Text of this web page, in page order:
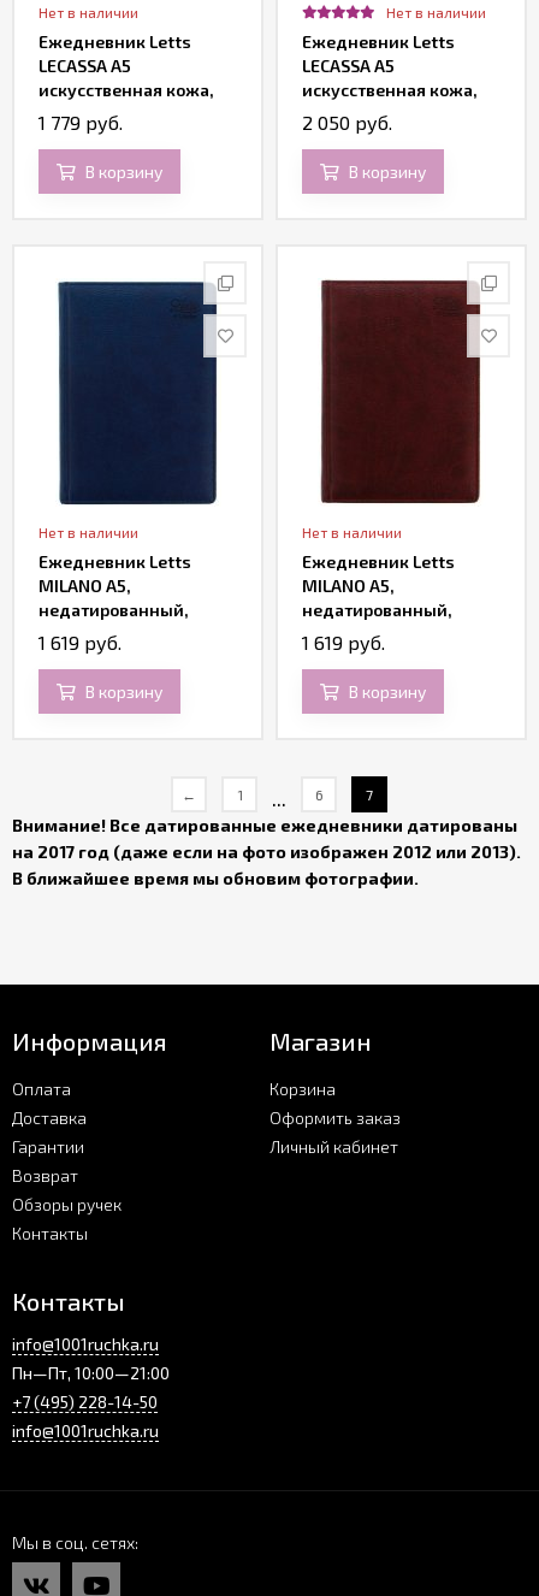
Нет в наличии
Ежедневник Letts
LECASSA A5
искусственная кожа,
кремовые страницы,
мягкая обложка,
темно-зеленый
1 779 руб.
В корзину
Нет в наличии
Ежедневник Letts
LECASSA A5
искусственная кожа,
кремовые страницы,
мягкая обложка,
черный
2 050 руб.
В корзину
Нет в наличии
Ежедневник Letts
MILANO A5,
недатированный,
синий
1 619 руб.
В корзину
Нет в наличии
Ежедневник Letts
MILANO A5,
недатированный,
темно-коричневый
1 619 руб.
В корзину
← 1 ... 6 7
Внимание! Все датированные ежедневники датированы
на 2017 год (даже если на фото изображен 2012 или 2013).
В ближайшее время мы обновим фотографии.
Информация
Оплата
Доставка
Гарантии
Возврат
Обзоры ручек
Контакты
Магазин
Корзина
Оформить заказ
Личный кабинет
Контакты
info@1001ruchka.ru
Пн—Пт, 10:00—21:00
+7 (495) 228-14-50
info@1001ruchka.ru
Мы в соц. сетях